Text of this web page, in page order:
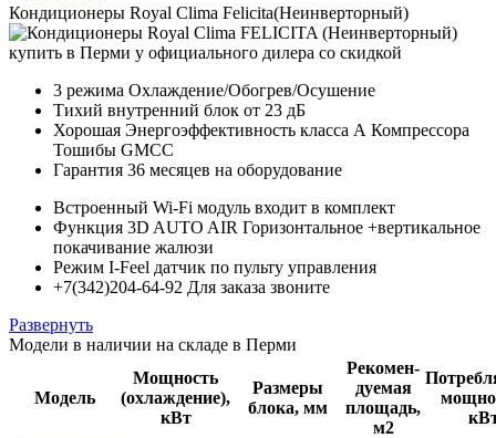
Кондиционеры Royal Clima Felicita(Неинверторный)
3 режима Охлаждение/Обогрев/Осушение
Тихий внутренний блок от 23 дБ
Хорошая Энергоэффективность класса А Компрессора
Тошибы GMCC
Гарантия 36 месяцев на оборудование
Встроенный Wi-Fi модуль входит в комплект
Функция 3D AUTO AIR Горизонтальное +вертикальное
покачивание жалюзи
Режим I-Feel датчик по пульту управления
+7(342)204-64-92 Для заказа звоните
Развернуть
Модели в наличии на складе в Перми
Модель
Мощность
(охлаждение),
кВт
Размеры
блока, мм
Рекомен-
дуемая
площадь,
м2